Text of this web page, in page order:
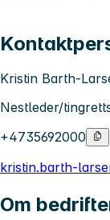
Kristin Barth-
Nestleder/
+4735692000
kristin.barth-
Om